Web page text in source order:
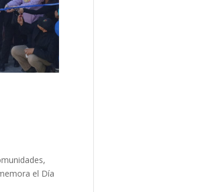
el Día